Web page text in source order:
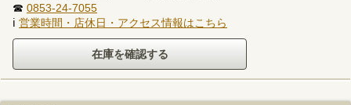
☎ 0853-24-7055
ℹ 営業時間・店休日・アクセス情報はこちら